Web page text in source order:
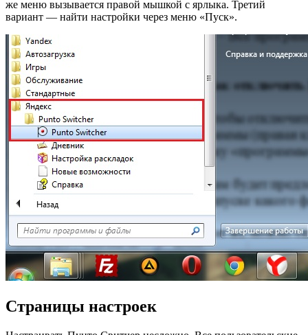
же меню вызывается правой мышкой с ярлыка. Третий
вариант — найти настройки через меню «Пуск».
Страницы настроек